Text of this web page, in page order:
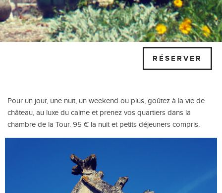
RÉSERVER
Pour un jour, une nuit, un weekend ou plus, goûtez à la vie de
château, au luxe du calme et prenez vos quartiers dans la
chambre de la Tour. 95 € la nuit et petits déjeuners compris.